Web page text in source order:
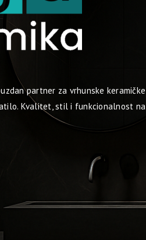
partner za vrhunske keramičke
Kvalitet, stil i funkcionalnost na